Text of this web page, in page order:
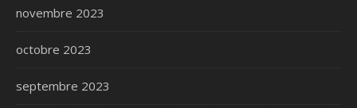
novembre 2023
octobre 2023
septembre 2023